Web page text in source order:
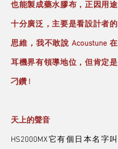
也能製成藥水膠布，正因用途
十分廣泛，主要是看設計者的
思維，我不敢說 Acoustune 在
耳機界有領導地位，但肯定是
刁鑽 !
天上的聲音
HS2000MX它有個日本名字叫